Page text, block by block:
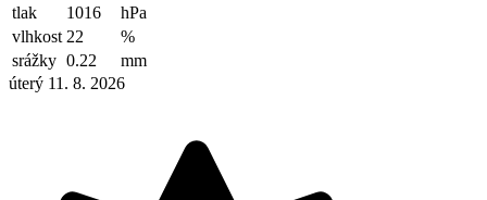
tlak
1016
hPa
vlhkost 22
%
srážky 0.22
mm
úterý 11. 8. 2026